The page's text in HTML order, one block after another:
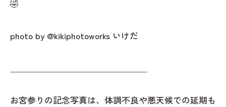
🤣
photo by @kikiphotoworks いけだ
お宮参りの記念写真は、体調不良や悪天候での延期も